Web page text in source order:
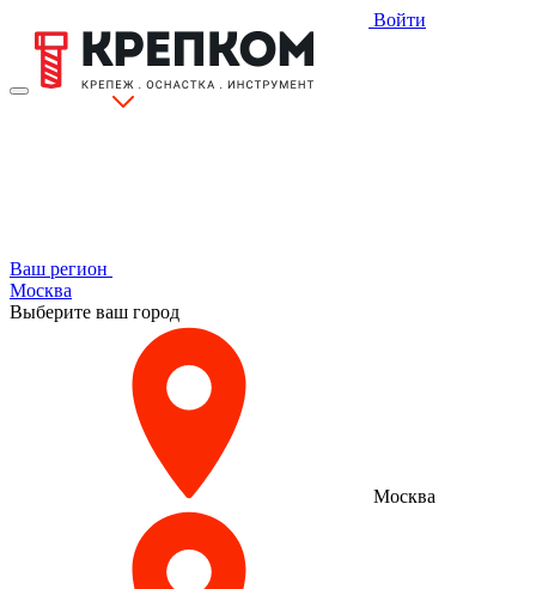
Войти
Ваш регион
Москва
Выберите ваш город
Москва